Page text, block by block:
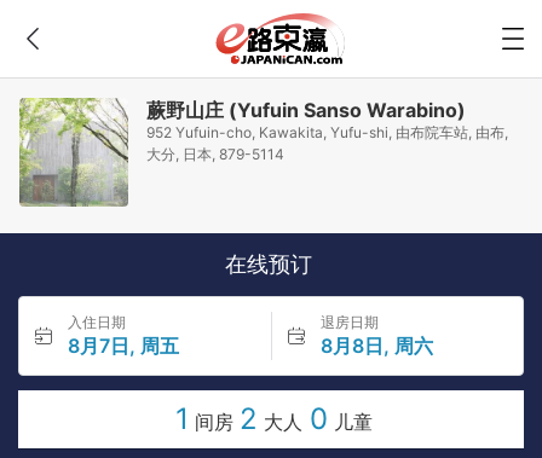
蕨野山庄 (Yufuin Sanso Warabino)
952 Yufuin-cho, Kawakita, Yufu-shi, 由布院车站, 由布,
大分, 日本, 879-5114
在线预订
入住日期
8月7日, 周五
退房日期
8月8日, 周六
1 间房 2 大人 0 儿童